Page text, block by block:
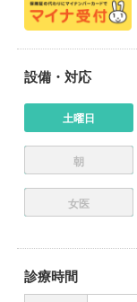
設備・対応
土曜日
朝
女医
診療時間